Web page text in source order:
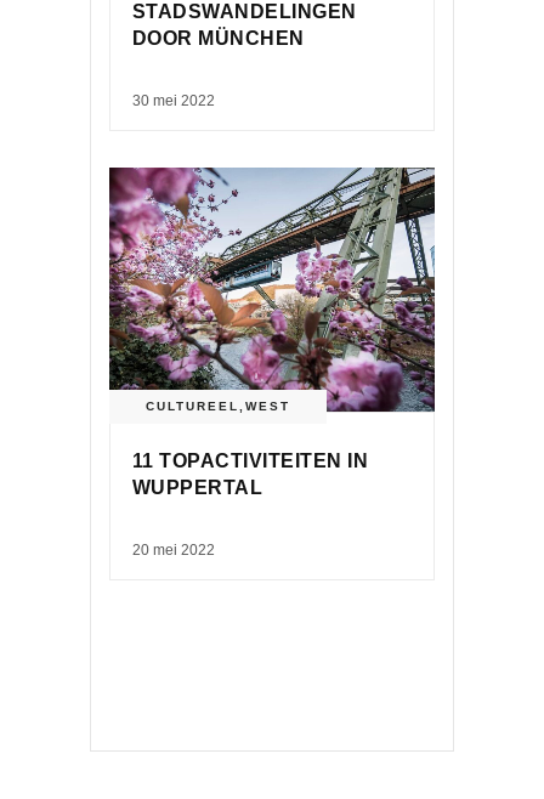
STADSWANDELINGEN
DOOR MÜNCHEN
30 mei 2022
CULTUREEL,WEST
11 TOPACTIVITEITEN IN
WUPPERTAL
20 mei 2022